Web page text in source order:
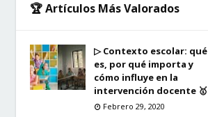
🏆 Artículos Más Valorados
▷ Contexto escolar: qué
es, por qué importa y
cómo influye en la
intervención docente 🥇
Febrero 29, 2020